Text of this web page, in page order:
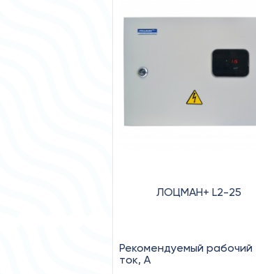
ЛОЦМАН+ L2-25
Рекомендуемый рабочий
ток, А